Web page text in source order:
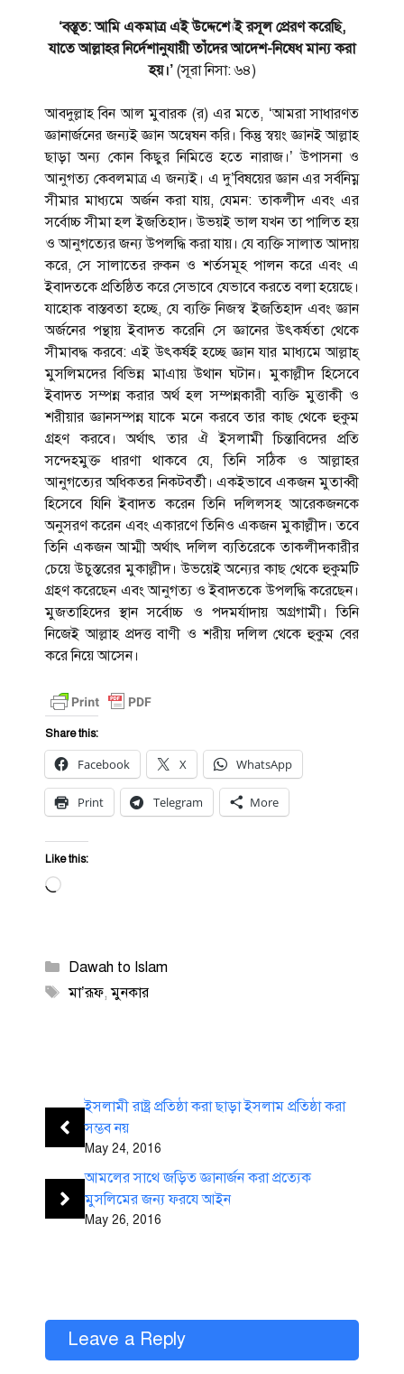
‘বস্তূত: আমি একমাত্র এই উদ্দেশ্যেই রসূল প্রেরণ করেছি,
যাতে আল্লাহর নির্দেশানুযায়ী তাঁদের আদেশ-নিষেধ মান্য করা
হয়।’(সূরা নিসা: ৬৪)
আবদুল্লাহ বিন আল মুবারক (র) এর মতে, ‘আমরা সাধারণত
জ্ঞানার্জনের জন্যই জ্ঞান অন্বেষন করি। কিন্তু স্বয়ং জ্ঞানই আল্লাহ
ছাড়া অন্য কোন কিছুর নিমিত্তে হতে নারাজ।’ উপাসনা ও
আনুগত্য কেবলমাত্র এ জন্যই। এ দু’বিষয়ের জ্ঞান এর সর্বনিম্ন
সীমার মাধ্যমে অর্জন করা যায়, যেমন: তাকলীদ এবং এর
সর্বোচ্চ সীমা হল ইজতিহাদ। উভয়ই ভাল যখন তা পালিত হয়
ও আনুগত্যের জন্য উপলদ্ধি করা যায়। যে ব্যক্তি সালাত আদায়
করে, সে সালাতের রুকন ও শর্তসমূহ পালন করে এবং এ
ইবাদতকে প্রতিষ্ঠিত করে সেভাবে যেভাবে করতে বলা হয়েছে।
যাহোক বাস্তবতা হচ্ছে, যে ব্যক্তি নিজস্ব ইজতিহাদ এবং জ্ঞান
অর্জনের পন্থায় ইবাদত করেনি সে জ্ঞানের উৎকর্ষতা থেকে
সীমাবদ্ধ করবে: এই উৎকর্ষই হচ্ছে জ্ঞান যার মাধ্যমে আল্লাহ্
মুসলিমদের বিভিন্ন মাএায় উথান ঘটান। মুকাল্লীদ হিসেবে
ইবাদত সম্পন্ন করার অর্থ হল সম্পন্নকারী ব্যক্তি মুত্তাকী ও
শরীয়ার জ্ঞানসম্পন্ন যাকে মনে করবে তার কাছ থেকে হুকুম
গ্রহণ করবে। অর্থাৎ তার ঐ ইসলামী চিন্তাবিদের প্রতি
সন্দেহমুক্ত ধারণা থাকবে যে, তিনি সঠিক ও আল্লাহর
আনুগত্যের অধিকতর নিকটবর্তী। একইভাবে একজন মুতাব্বী
হিসেবে যিনি ইবাদত করেন তিনি দলিলসহ আরেকজনকে
অনুসরণ করেন এবং একারণে তিনিও একজন মুকাল্লীদ। তবে
তিনি একজন আম্মী অর্থাৎ দলিল ব্যতিরেকে তাকলীদকারীর
চেয়ে উচুস্তরের মুকাল্লীদ। উভয়েই অন্যের কাছ থেকে হুকুমটি
গ্রহণ করেছেন এবং আনুগত্য ও ইবাদতকে উপলদ্ধি করেছেন।
মুজতাহিদের স্থান সর্বোচ্চ ও পদমর্যাদায় অগ্রগামী। তিনি
নিজেই আল্লাহ প্রদত্ত বাণী ও শরীয় দলিল থেকে হুকুম বের
করে নিয়ে আসেন।
Share this:
Facebook X WhatsApp
Print Telegram More
Like this:
Loading…
Categories
Dawah to Islam
Tags
মা’রূফ,মুনকার
ইসলামী রাষ্ট্র প্রতিষ্ঠা করা ছাড়া ইসলাম প্রতিষ্ঠা করা
সম্ভব নয়
May 24, 2016
আমলের সাথে জড়িত জ্ঞানার্জন করা প্রত্যেক
মুসলিমের জন্য ফরযে আইন
May 26, 2016
Leave a Reply